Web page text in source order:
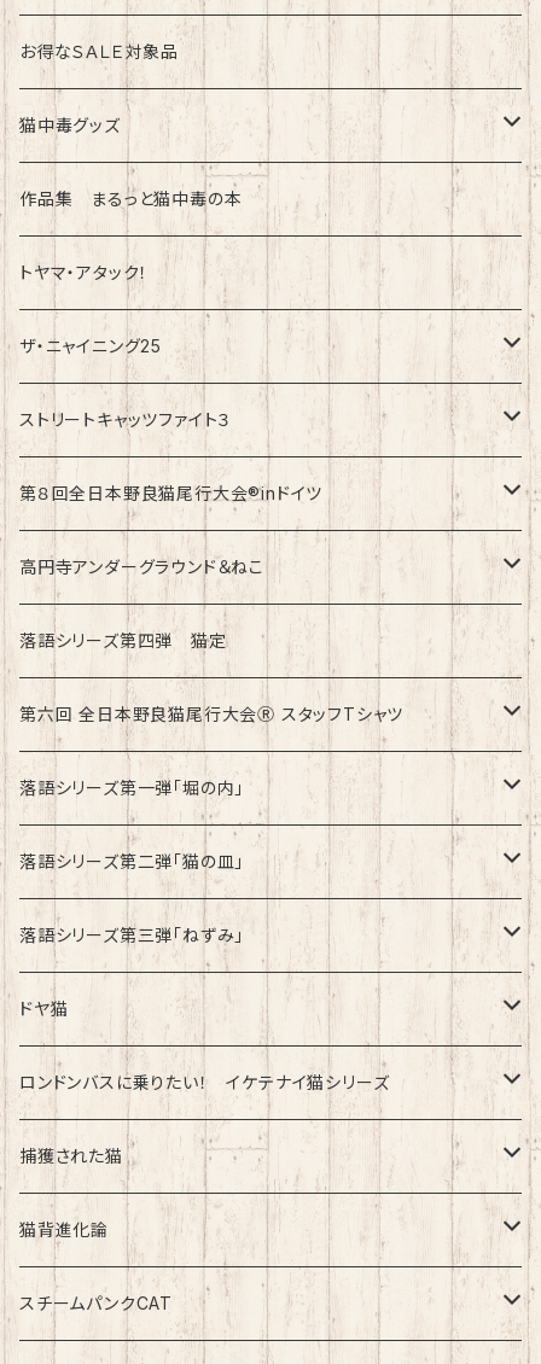
お得なＳＡＬＥ対象品
猫中毒グッズ
ラバーバンド（ブレスレット・リストバンド）
作品集 まるっと猫中毒の本
トヤマ・アタック！
ザ・ニャイニング25
速乾ドライタイプ
綿100%ノーマルタイプ
ストリートキャッツファイト３
速乾ドライタイプ
綿100%ノーマルタイプ
第８回全日本野良猫尾行大会®︎inドイツ
第8回全日本野良猫尾行大会®︎inドイツ Light
第8回全日本野良猫尾行大会®︎inドイツ Dark
高円寺アンダーグラウンド＆ねこ
綿100%ノーマルタイプ
落語シリーズ第四弾 猫定
第六回 全日本野良猫尾行大会Ⓡ スタッフTシャツ
速乾ドライタイプ
綿100%ノーマルタイプ
落語シリーズ第一弾「堀の内」
速乾ドライタイプ
落語シリーズ第二弾「猫の皿」
速乾ドライタイプ
落語シリーズ第三弾「ねずみ」
速乾ドライタイプ
ドヤ猫
綿100%ノーマルタイプ
ロンドンバスに乗りたい！ イケテナイ猫シリーズ
綿100％ノーマルタイプ
速乾ドライタイプ
捕獲された猫
速乾ドライタイプ
綿100%ノーマルタイプ
猫背進化論
速乾ドライタイプ
スチームパンクCAT